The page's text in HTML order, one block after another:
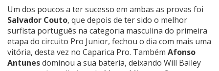
Um dos poucos a ter sucesso em ambas as provas foi
Salvador Couto, que depois de ter sido o melhor
surfista português na categoria masculina do primeira
etapa do circuito Pro Junior, fechou o dia com mais uma
vitória, desta vez no Caparica Pro. Também Afonso
Antunesdominou a sua bateria, deixando Will Bailey